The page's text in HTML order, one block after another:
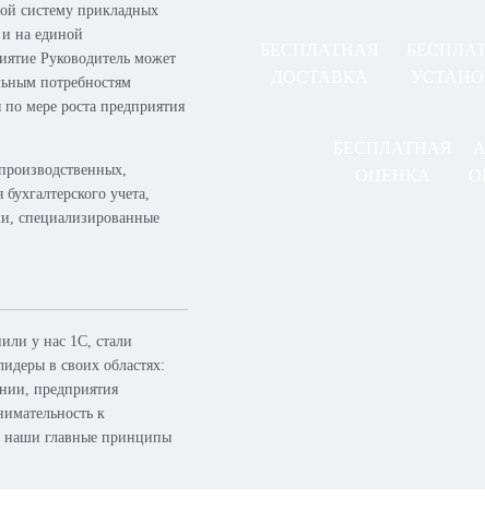
систему прикладных
на единой
Руководитель может
потребностям
мере роста предприятия
учета,
специализированные
у нас 1С, стали
в своих областях:
предприятия
к
наши главные принципы